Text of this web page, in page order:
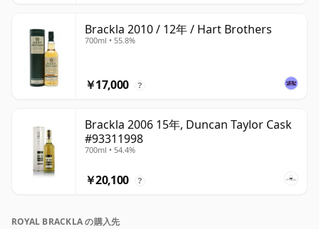
Brackla 2010 / 12年 / Hart Brothers
700ml • 55.8%
￥17,000 ?
Brackla 2006 15年, Duncan Taylor Cask
#93311998
700ml • 54.4%
￥20,100 ?
ROYAL BRACKLA の購入先